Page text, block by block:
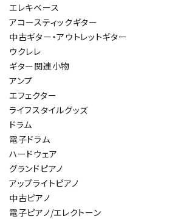
エレキベース
アコースティックギター
中古ギター・アウトレットギター
ウクレレ
ギター関連小物
アンプ
エフェクター
ライフスタイルグッズ
ドラム
電子ドラム
ハードウェア
グランドピアノ
アップライトピアノ
中古ピアノ
電子ピアノ/エレクトーン